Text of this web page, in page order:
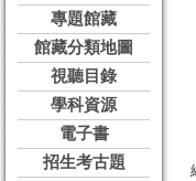
專題館藏
館藏分類地圖
視聽目錄
學科資源
電子書
招生考古題